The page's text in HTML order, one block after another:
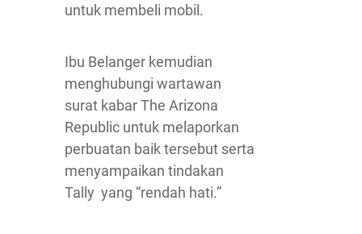
untuk membeli mobil.
Ibu Belanger kemudian
menghubungi wartawan
surat kabar The Arizona
Republic untuk melaporkan
perbuatan baik tersebut serta
menyampaikan tindakan
Tally yang “rendah hati.”